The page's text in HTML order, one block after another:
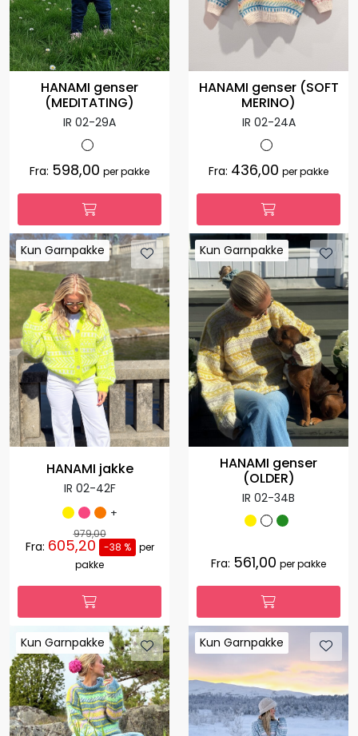
HANAMI genser
(MEDITATING)
IR 02-29A
Fra: 598,00 per pakke
HANAMI genser (SOFT
MERINO)
IR 02-24A
Fra: 436,00 per pakke
Kun Garnpakke
Kun Garnpakke
HANAMI jakke
IR 02-42F
+
979,00
Fra: 605,20 -38 %
per
pakke
Kun Garnpakke
Kun Garnpakke
HANAMI genser
(OLDER)
IR 02-34B
Fra: 561,00 per pakke
Kun Garnpakke
Kun Garnpakke Kun Garnpakke
Kun Garnpakke